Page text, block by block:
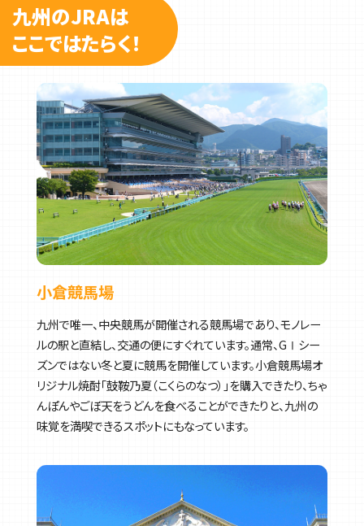
九州のJRAは
ここではたらく！
小倉競馬場
九州で唯一、中央競馬が開催される競馬場であり、モノレー
ルの駅と直結し、交通の便にすぐれています。通常、GⅠシー
ズンではない冬と夏に競馬を開催しています。小倉競馬場オ
リジナル焼酎「鼓鞍乃夏（こくらのなつ）」を購入できたり、ちゃ
んぽんやごぼ天をうどんを食べることができたりと、九州の
味覚を満喫できるスポットにもなっています。